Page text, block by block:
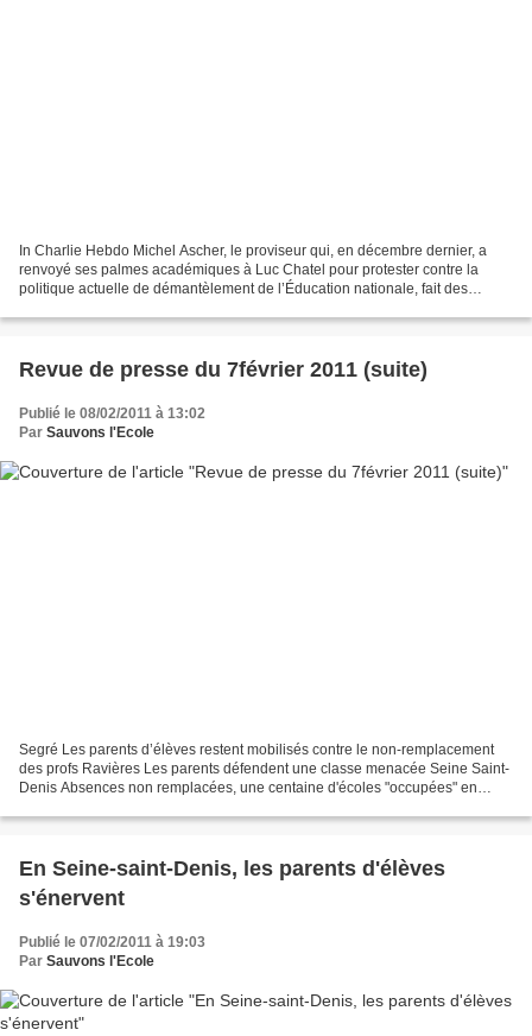
In Charlie Hebdo Michel Ascher, le proviseur qui, en décembre dernier, a
renvoyé ses palmes académiques à Luc Chatel pour protester contre la
politique actuelle de démantèlement de l’Éducation nationale, fait des
Revue de presse du 7février 2011 (suite)
Publié le 08/02/2011 à 13:02
Par Sauvons l'Ecole
Segré Les parents d’élèves restent mobilisés contre le non-remplacement
des profs Ravières Les parents défendent une classe menacée Seine Saint-
Denis Absences non remplacées, une centaine d'écoles "occupées" en
En Seine-saint-Denis, les parents d'élèves
s'énervent
Publié le 07/02/2011 à 19:03
Par Sauvons l'Ecole